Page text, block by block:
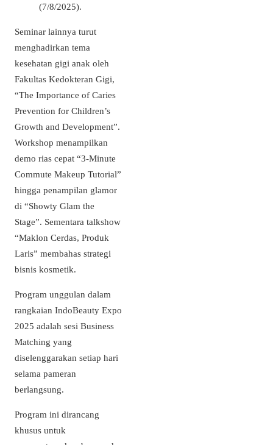
(7/8/2025).
Seminar lainnya turut
menghadirkan tema
kesehatan gigi anak oleh
Fakultas Kedokteran Gigi,
“The Importance of Caries
Prevention for Children’s
Growth and Development”.
Workshop menampilkan
demo rias cepat “3-Minute
Commute Makeup Tutorial”
hingga penampilan glamor
di “Showty Glam the
Stage”. Sementara talkshow
“Maklon Cerdas, Produk
Laris” membahas strategi
bisnis kosmetik.
Program unggulan dalam
rangkaian IndoBeauty Expo
2025 adalah sesi Business
Matching yang
diselenggarakan setiap hari
selama pameran
berlangsung.
Program ini dirancang
khusus untuk